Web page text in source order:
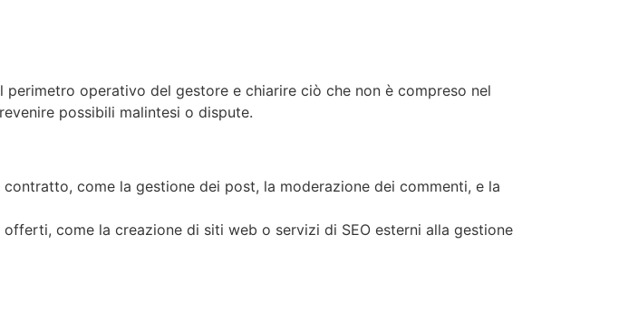
operativo del gestore e chiarire ciò che non è compreso nel
possibili malintesi o dispute.
come la gestione dei post, la moderazione dei commenti, e la
come la creazione di siti web o servizi di SEO esterni alla gestione